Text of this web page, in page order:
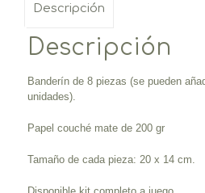
Descripción
Descripción
Banderín de 8 piezas (se pueden
unidades).
Papel couché mate de 200 gr
Tamaño de cada pieza: 20 x 14 cm.